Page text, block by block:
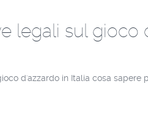
legali sul gioco
d'azzardo in Italia cosa sapere